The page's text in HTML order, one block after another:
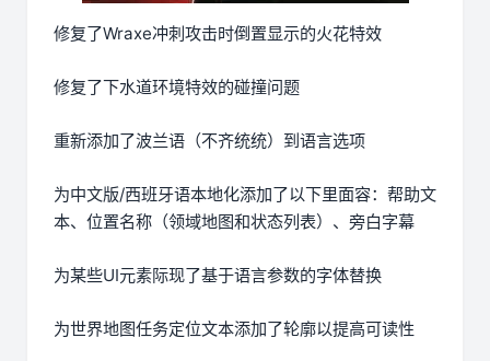
修复了Wraxe冲刺攻击时倒置显示的火花特效
修复了下水道环境特效的碰撞问题
重新添加了波兰语（不齐统统）到语言选项
为中文版/西班牙语本地化添加了以下里面容：帮助文
本、位置名称（领域地图和状态列表）、旁白字幕
为某些UI元素际现了基于语言参数的字体替换
为世界地图任务定位文本添加了轮廓以提高可读性